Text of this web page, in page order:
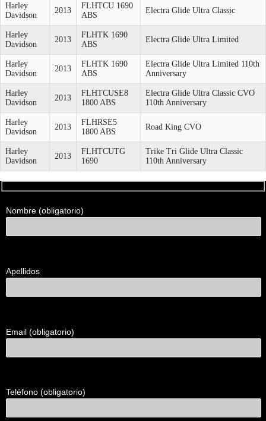
Harley
Davidson
2013
FLHTCU 1690
ABS
Electra Glide Ultra Classic
Harley
Davidson
2013
FLHTK 1690
ABS
Electra Glide Ultra Limited
Harley
Davidson
2013
FLHTK 1690
ABS
Electra Glide Ultra Limited 110th
Anniversary
Harley
Davidson
2013
FLHTCUSE8
1800 ABS
Electra Glide Ultra Classic CVO
110th Anniversary
Harley
Davidson
2013
FLHRSE5
1800 ABS
Road King CVO
Harley
Davidson
2013
FLHTCUTG
1690
Trike Tri Glide Ultra Classic
110th Anniversary
deNombre (obligatorio)
Apellidos
Email (obligatorio)
Teléfono (obligatorio)